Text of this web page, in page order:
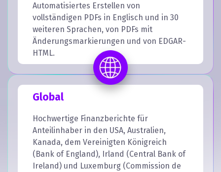
Automatisiertes Erstellen von
vollständigen PDFs in Englisch und in 30
weiteren Sprachen, von PDFs mit
Änderungsmarkierungen und von EDGAR-
HTML.
Global
Hochwertige Finanzberichte für
Anteilinhaber in den USA, Australien,
Kanada, dem Vereinigten Königreich
(Bank of England), Irland (Central Bank of
Ireland) und Luxemburg (Commission de